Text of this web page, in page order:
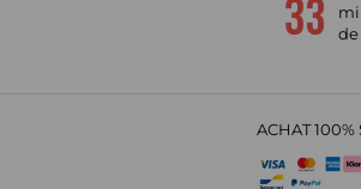
ACHAT 100%